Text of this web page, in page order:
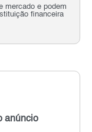
mercado e podem
financeira
anúncio